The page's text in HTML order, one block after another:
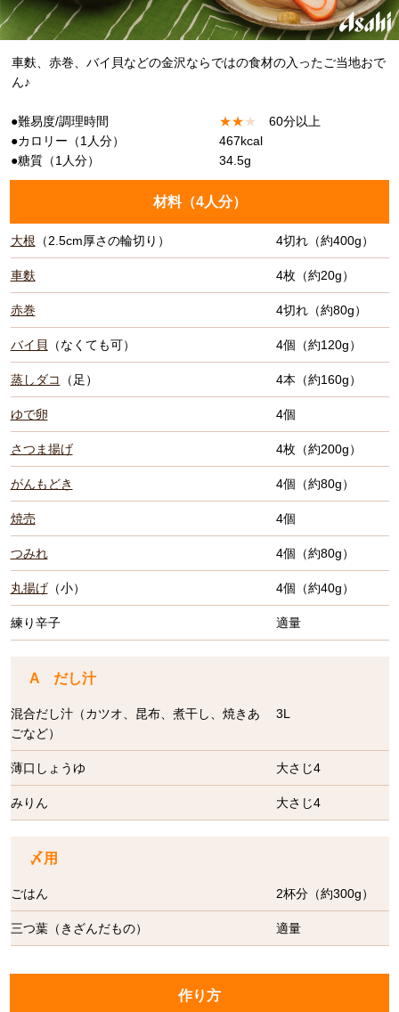
車麩、赤巻、バイ貝などの金沢ならではの食材の入ったご当地おで
ん♪
●難易度/調理時間 ★★★
60分以上
●カロリー（1人分）
467kcal
●糖質（1人分）
34.5g
材料（4人分）
大根 （2.5cm厚さの輪切り） 4切れ（約400g）
車麩 4枚（約20g）
赤巻 4切れ（約80g）
バイ貝 （なくても可） 4個（約120g）
蒸しダコ （足） 4本（約160g）
ゆで卵 4個
さつま揚げ 4枚（約200g）
がんもどき 4個（約80g）
焼売 4個
つみれ 4個（約80g）
丸揚げ（小） 4個（約40g）
練り辛子 適量
A だし汁
混合だし汁（カツオ、昆布、煮干し、焼きあ
ごなど）
3L
薄口しょうゆ 大さじ4
みりん 大さじ4
〆用
ごはん 2杯分（約300g）
三つ葉（きざんだもの） 適量
作り方